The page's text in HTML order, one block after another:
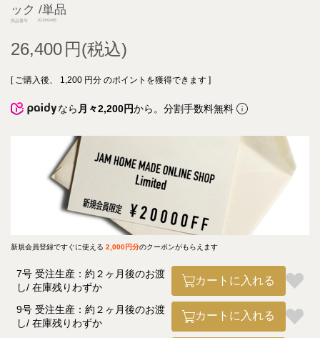
ック /単品
商品番号 JGRI044B
26,400
[ ご購入後、 1,200 円分 のポイントを獲得できます ]
なら 月々2,200円から。分割手数料無料
新規会員登録ですぐに使える 2,000円分のクーポンがもらえます
7号 受注生産：約２ヶ月後のお渡
し
在庫残りわずか
カートに入れる
9号 受注生産：約２ヶ月後のお渡
し
在庫残りわずか
カートに入れる